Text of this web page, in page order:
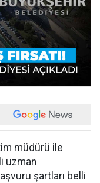
müdürü ile
uzman
şartları belli